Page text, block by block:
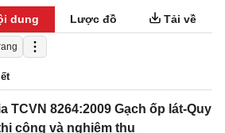
dung Lược đồ Tải về
TCVN 8264:2009 Gạch ốp lát-Quy
công và nghiệm thu